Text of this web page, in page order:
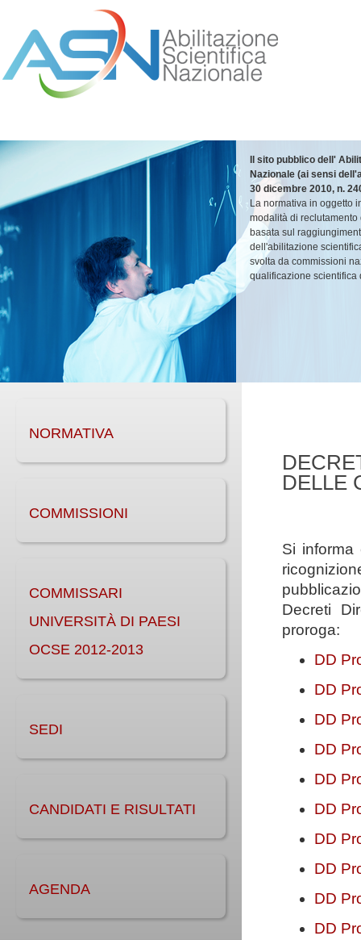
Il sito pubblico dell'
Nazionale (ai sensi
30 dicembre 2010, n.
La normativa in oggetto
modalità di
basata sul
dell'abilitazione
svolta da commissioni
qualificazione scientifica
NORMATIVA
COMMISSIONI
COMMISSARI
UNIVERSITÀ DI PAESI
OCSE 2012-2013
SEDI
CANDIDATI E RISULTATI
AGENDA
DELLE
Si informa
Decreti
proroga:
DD
DD
DD
DD
DD
DD
DD
DD
DD
DD